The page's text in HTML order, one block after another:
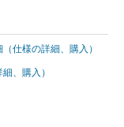
仕様の詳細、購入）
、購入）